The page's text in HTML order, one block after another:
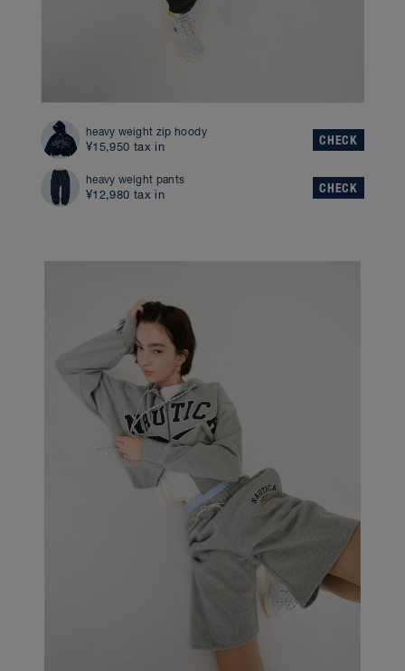
heavy weight zip hoody
¥15,950 tax in CHECK
heavy weight pants
¥12,980 tax in CHECK